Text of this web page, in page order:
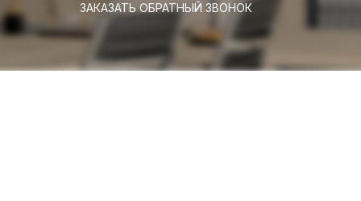
ЗАКАЗАТЬ ОБРАТНЫЙ ЗВОНОК